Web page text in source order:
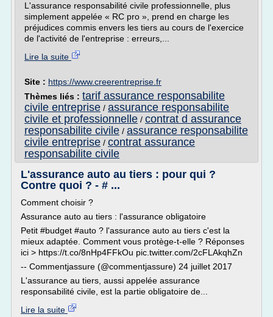
L'assurance responsabilité civile professionnelle, plus
simplement appelée « RC pro », prend en charge les
préjudices commis envers les tiers au cours de l'exercice
de l'activité de l'entreprise : erreurs,...
Lire la suite
Site : https://www.creerentreprise.fr
Thèmes liés : tarif assurance responsabilite
civile entreprise / assurance responsabilite
civile et professionnelle / contrat d assurance
responsabilite civile / assurance responsabilite
civile entreprise / contrat assurance
responsabilite civile
L'assurance auto au tiers : pour qui ?
Contre quoi ? - # ...
Comment choisir ?
Assurance auto au tiers : l'assurance obligatoire
Petit #budget #auto ? l'assurance auto au tiers c'est la
mieux adaptée. Comment vous protège-t-elle ? Réponses
ici > https://t.co/8nHp4FFkOu pic.twitter.com/2cFLAkqhZn
-- Commentjassure (@commentjassure) 24 juillet 2017
L'assurance au tiers, aussi appelée assurance
responsabilité civile, est la partie obligatoire de...
Lire la suite